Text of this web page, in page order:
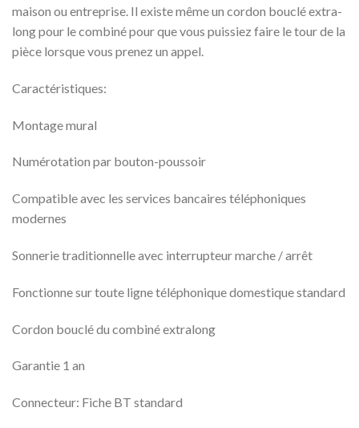
maison ou entreprise. Il existe même un cordon bouclé extra-
long pour le combiné pour que vous puissiez faire le tour de la
pièce lorsque vous prenez un appel.
Caractéristiques:
Montage mural
Numérotation par bouton-poussoir
Compatible avec les services bancaires téléphoniques
modernes
Sonnerie traditionnelle avec interrupteur marche / arrêt
Fonctionne sur toute ligne téléphonique domestique standard
Cordon bouclé du combiné extralong
Garantie 1 an
Connecteur: Fiche BT standard